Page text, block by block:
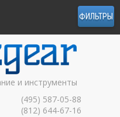
ФИЛЬТРЫ
и инструменты
(495) 587-05-88
(812) 644-67-16